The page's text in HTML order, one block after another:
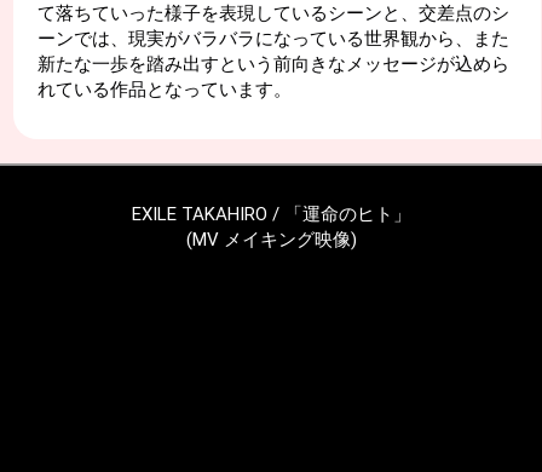
て落ちていった様子を表現しているシーンと、交差点のシ
ーンでは、現実がバラバラになっている世界観から、また
新たな一歩を踏み出すという前向きなメッセージが込めら
れている作品となっています。
EXILE TAKAHIRO / 「運命のヒト」
(MV メイキング映像)